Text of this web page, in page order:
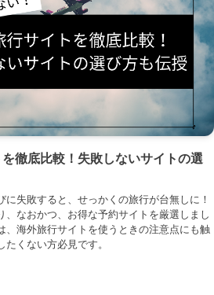
徹底比較！失敗しないサイトの選
に失敗すると、せっかくの旅行が台無しに！
、なおかつ、お得な予約サイトを厳選しまし
、海外旅行サイトを使うときの注意点にも触
くない方必見です。